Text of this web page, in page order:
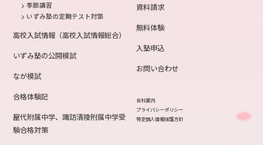
季節講習
いずみ塾の定期テスト対策
高校入試情報（高校入試情報総合）
いずみ塾の公開模試
なが模試
合格体験記
屋代附属中学、諏訪清陵附属中学受
験合格対策
資料請求
無料体験
入塾申込
お問い合わせ
会社案内
プライバシーポリシー
特定個人情報保護方針